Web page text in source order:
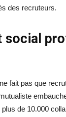
des recruteurs.
social
fait pas que
de 10.000